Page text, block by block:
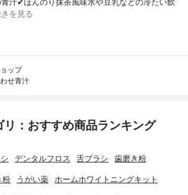
汁✔︎ほんのり抹茶風味水や豆乳などの冷たい飲
を見る
ップ
せ青汁
：おすすめ商品ランキング
デンタルフロス 舌ブラシ 歯磨き粉
粉 うがい薬 ホームホワイトニングキット